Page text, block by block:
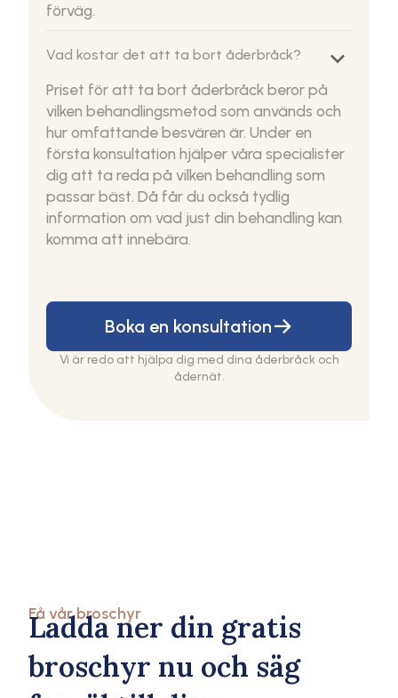
förväg.
Vad kostar det att ta bort åderbråck? keyboard_arrow_down
Priset för att ta bort åderbråck beror på
vilken behandlingsmetod som används och
hur omfattande besvären är. Under en
första konsultation hjälper våra specialister
dig att ta reda på vilken behandling som
passar bäst. Då får du också tydlig
information om vad just din behandling kan
komma att innebära.
Boka en konsultation
Vi är redo att hjälpa dig med dina åderbråck och
ådernät.
Få vår broschyr
Ladda ner din gratis
broschyr nu och säg